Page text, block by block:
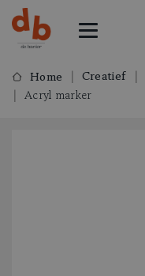
Home Creatief
Acryl marker